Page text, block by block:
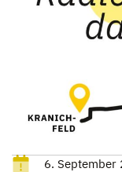
6. September